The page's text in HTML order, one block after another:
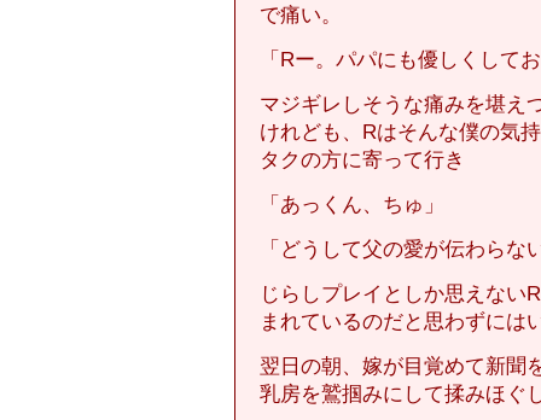
で痛い。
「Rー。パパにも優しくして
マジギレしそうな痛みを堪え
けれども、Rはそんな僕の気
タクの方に寄って行き
「あっくん、ちゅ」
「どうして父の愛が伝わらな
じらしプレイとしか思えない
まれているのだと思わずには
翌日の朝、嫁が目覚めて新聞
乳房を鷲掴みにして揉みほぐ